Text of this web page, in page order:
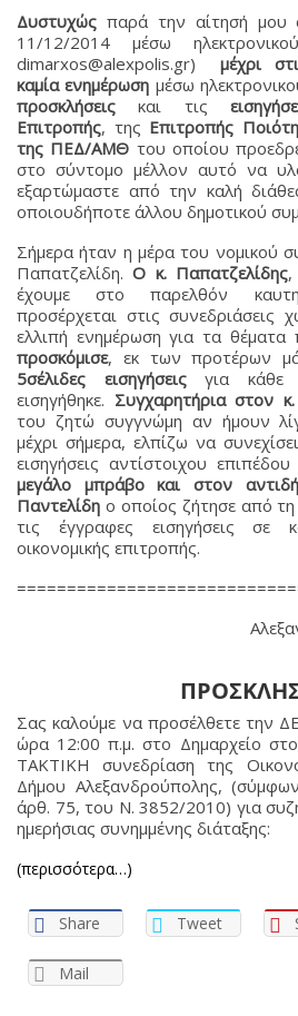
Δυστυχώς παρά την αίτησή μου
11/12/2014 μέσω
dimarxos@alexpolis.gr)μέχρι
καμία ενημέρωση μέσω
προσκλήσεις και τις
Επιτροπής, της Επιτροπής
της ΠΕΔ/ΑΜΘ του οποίου
στο σύντομο μέλλον αυτό να
εξαρτώμαστε από την καλή
οποιουδήποτε άλλου δημοτικού
Σήμερα ήταν η μέρα του νομικού
Παπατζελίδη.Ο κ. Παπατζελίδης,
έχουμε στο παρελθόν
προσέρχεται στις συνεδριάσεις
ελλιπή ενημέρωση για τα θέματα
προσκόμισε, εκ των προτέρων
5σέλιδες εισηγήσειςγια κάθε
εισηγήθηκε. Συγχαρητήρια στον
του ζητώ συγγνώμη αν ήμουν
μέχρι σήμερα, ελπίζω να
εισηγήσεις αντίστοιχου
μεγάλο μπράβο και στον
Παντελίδη ο οποίος ζήτησε από
τις έγγραφες εισηγήσεις σε
οικονομικής επιτροπής.
Σας καλούμε να προσέλθετε την
ώρα 12:00 π.μ. στο Δημαρχείο
ΤΑΚΤΙΚΗ συνεδρίαση της
Δήμου Αλεξανδρούπολης,
άρθ. 75, του Ν. 3852/2010) για
ημερήσιας συνημμένης διάταξης:
(περισσότερα…)
Share Tweet
Mail